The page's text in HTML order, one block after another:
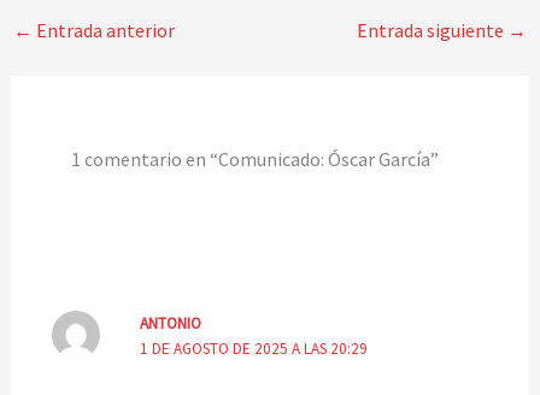
← Entrada anterior Entrada siguiente →
1 comentario en “Comunicado: Óscar García”
ANTONIO
1 DE AGOSTO DE 2025 A LAS 20:29